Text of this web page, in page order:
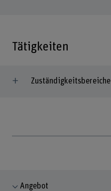
Tätigkeiten
Zuständigkeitsbereiche
Angebot